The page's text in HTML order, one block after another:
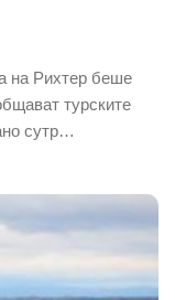
на Рихтер беше
турските
сутр…